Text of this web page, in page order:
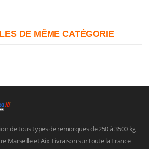
DE MÊME CATÉGORIE
de tous types de remorques de 250 à 3500 kg
Marseille et Aix. Livraison sur toute la France